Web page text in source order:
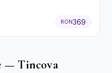
RON369
— Tincova